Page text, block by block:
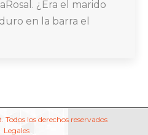
¿Era el marido
en la barra el
Todos los derechos reservados
Legales